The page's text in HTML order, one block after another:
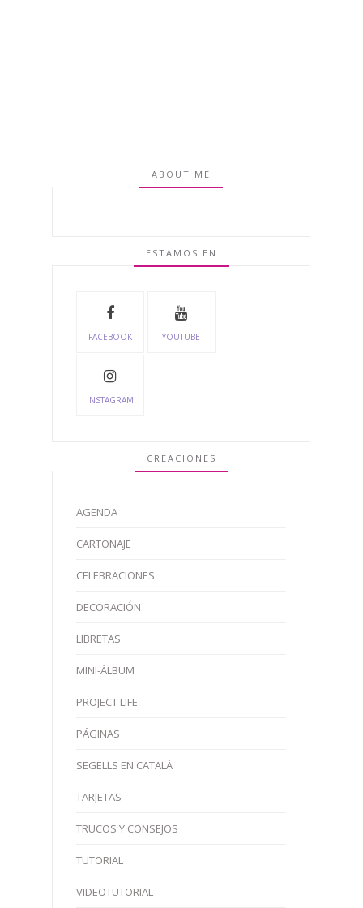
ABOUT ME
ESTAMOS EN
FACEBOOK YOUTUBE
INSTAGRAM
CREACIONES
AGENDA
CARTONAJE
CELEBRACIONES
DECORACIÓN
LIBRETAS
MINI-ÁLBUM
PROJECT LIFE
PÁGINAS
SEGELLS EN CATALÀ
TARJETAS
TRUCOS Y CONSEJOS
TUTORIAL
VIDEOTUTORIAL